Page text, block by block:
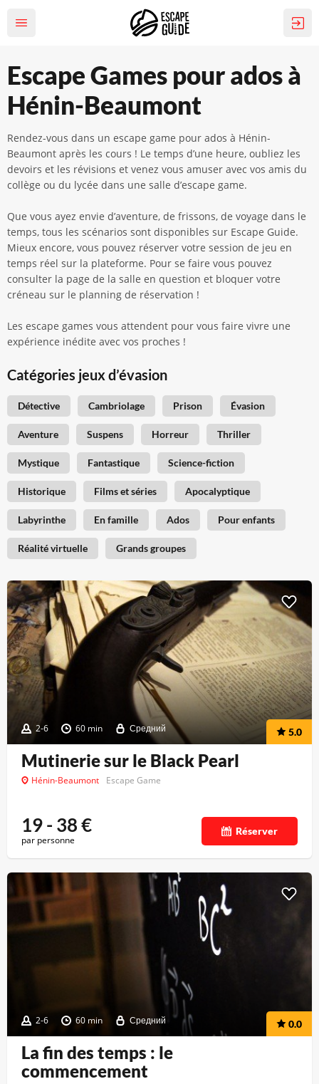
Escape Games pour ados à
Hénin-Beaumont
Rendez-vous dans un escape game pour ados à Hénin-
Beaumont après les cours ! Le temps d’une heure, oubliez les
devoirs et les révisions et venez vous amuser avec vos amis du
collège ou du lycée dans une salle d’escape game.
Que vous ayez envie d’aventure, de frissons, de voyage dans le
temps, tous les scénarios sont disponibles sur Escape Guide.
Mieux encore, vous pouvez réserver votre session de jeu en
temps réel sur la plateforme. Pour se faire vous pouvez
consulter la page de la salle en question et bloquer votre
créneau sur le planning de réservation !
Les escape games vous attendent pour vous faire vivre une
expérience inédite avec vos proches !
Catégories jeux d’évasion
Détective Cambriolage Prison Évasion
Aventure Suspens Horreur Thriller
Mystique Fantastique Science-fiction
Historique Films et séries Apocalyptique
Labyrinthe En famille Ados Pour enfants
Réalité virtuelle Grands groupes
2-6 60 min Средний 5.0
Mutinerie sur le Black Pearl
Hénin-Beaumont Escape Game
19 - 38€
par personne
Réserver
2-6 60 min Средний 0.0
La fin des temps : le
commencement